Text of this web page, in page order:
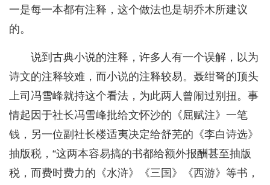
一是每一本都有注释，这个做法也是胡乔木所建议
的。
说到古典小说的注释，许多人有一个误解，以为
诗文的注释较难，而小说的注释较易。聂绀弩的顶头
上司冯雪峰就持这个看法，为此两人曾闹过别扭。事
情起因于社长冯雪峰批给文怀沙的《屈赋注》一笔
钱，另一位副社长楼适夷决定给舒芜的《李白诗选》
抽版税，“这两本容易搞的书都给额外报酬甚至抽版
税，而费时费力的《水浒》《三国》《西游》等书，